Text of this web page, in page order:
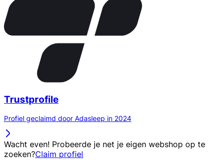
Trustprofile
Profiel geclaimd door Adasleep in 2024
Wacht even! Probeerde je net je eigen webshop op te
zoeken?Claim profiel